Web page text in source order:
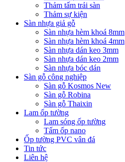
Thảm tấm trải sàn
Thảm sự kiện
Sàn nhựa giả gỗ
Sàn nhựa hèm khoá 8mm
Sàn nhựa hèm khoá 4mm
Sàn nhựa dán keo 3mm
Sàn nhựa dán keo 2mm
Sàn nhựa bóc dán
Sàn gỗ công nghiệp
Sàn gỗ Kosmos New
Sàn gỗ Robina
Sàn gỗ Thaixin
Lam ốp tường
Lam sóng ốp tường
Tấm ốp nano
Ốp tường PVC vân đá
Tin tức
Liên hệ